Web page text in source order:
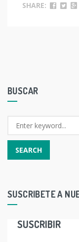
SHARE:
BUSCAR
SUSCRIBETE A
SUSCRIBIR